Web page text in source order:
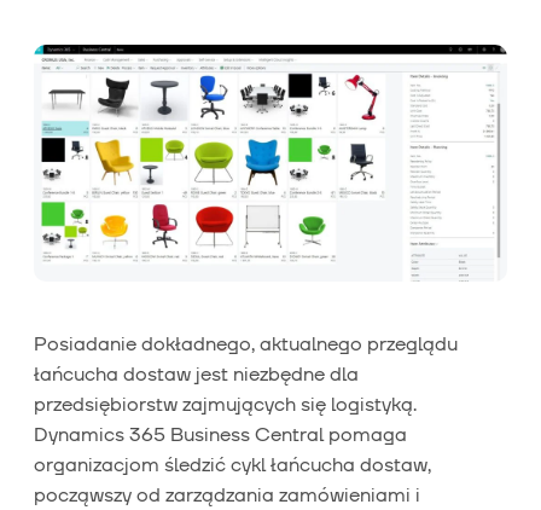
Posiadanie dokładnego, aktualnego przeglądu
łańcucha dostaw jest niezbędne dla
przedsiębiorstw zajmujących się logistyką.
Dynamics 365 Business Central pomaga
organizacjom śledzić cykl łańcucha dostaw,
począwszy od zarządzania zamówieniami i